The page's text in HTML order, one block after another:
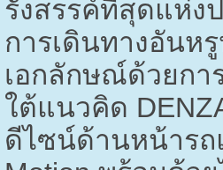
รังสรรค์ที่สุดแห่ง
การเดินทางอันห
เอกลักษณ์ด้วยกา
ใต้แนวคิด
ดีไซน์ด้านหน้ารถ